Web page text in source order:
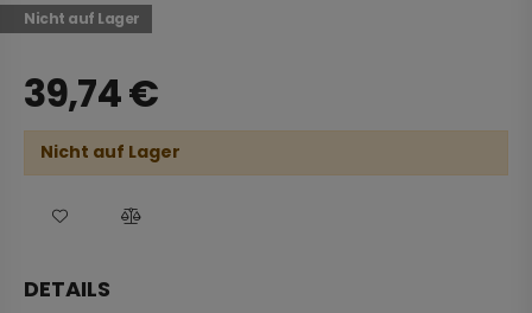
Nicht auf Lager
39,74€
Nicht auf Lager
DETAILS